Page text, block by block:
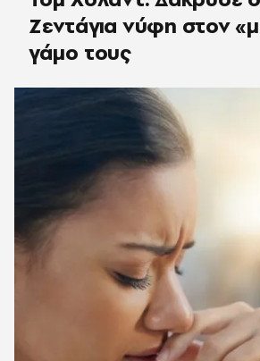
Ζεντάγια νύφη στον
γάμο τους